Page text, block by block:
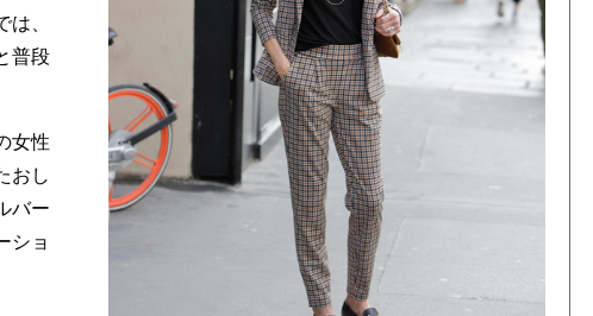
、
普段
女性
おし
バー
ショ